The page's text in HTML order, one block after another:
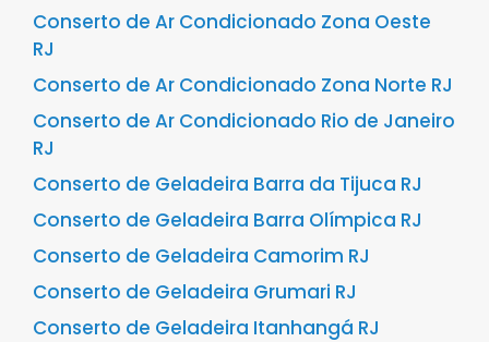
Conserto de Ar Condicionado Zona Oeste
RJ
Conserto de Ar Condicionado Zona Norte RJ
Conserto de Ar Condicionado Rio de Janeiro
RJ
Conserto de Geladeira Barra da Tijuca RJ
Conserto de Geladeira Barra Olímpica RJ
Conserto de Geladeira Camorim RJ
Conserto de Geladeira Grumari RJ
Conserto de Geladeira Itanhangá RJ